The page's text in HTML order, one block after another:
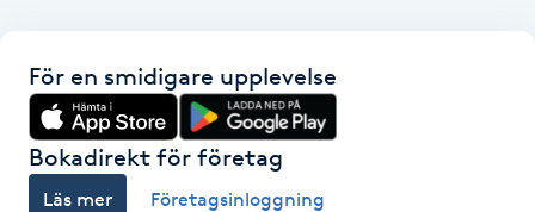
Gellack
Gellack med förstärkning
För en smidigare upplevelse
Bokadirekt för företag
Läs mer Företagsinloggning